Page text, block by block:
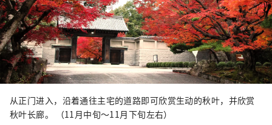
从正门进入，沿着通往主宅的道路即可欣赏生动的秋叶，并欣赏
秋叶长廊。 （11月中旬～11月下旬左右）